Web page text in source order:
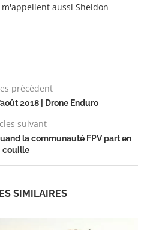
m'appellent aussi Sheldon
précédent
2018 | Drone Enduro
suivant
la communauté FPV part en
couille
SIMILAIRES